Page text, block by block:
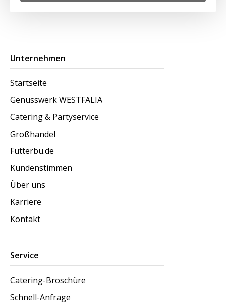
Unternehmen
Startseite
Genusswerk WESTFALIA
Catering & Partyservice
Großhandel
Futterbu.de
Kundenstimmen
Über uns
Karriere
Kontakt
Service
Catering-Broschüre
Schnell-Anfrage